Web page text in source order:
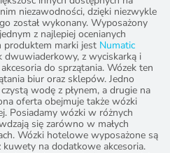
niezawodności, dzięki niezwykle
został wykonany. Wyposażony
z najlepiej ocenianych
produktem marki jest Numatic
dwuwiaderkowy, z wyciskarką i
do sprzątania. Wózek ten
biur oraz sklepów. Jedno
wodę z płynem, a drugie na
oferta obejmuje także wózki
Posiadamy wózki w różnych
się zarówno w małych
Wózki hotelowe wyposażone są
na dodatkowe akcesoria.